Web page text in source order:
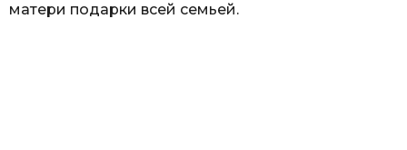
матери подарки всей семьей.